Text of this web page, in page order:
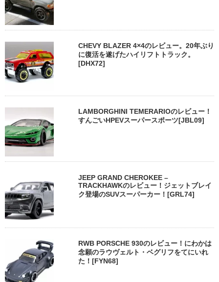
CHEVY BLAZER 4×4のレビュー。20年ぶり
に復活を遂げたハイリフトトラック。
[DHX72]
LAMBORGHINI TEMERARIOのレビュー！
すんごいHPEVスーパースポーツ[JBL09]
JEEP GRAND CHEROKEE –
TRACKHAWKのレビュー！ジェットブレイ
ク登場のSUVスーパーカー！[GRL74]
RWB PORSCHE 930のレビュー！にわかは
念願のラウヴェルト・ベグリフをてにいれ
た！[FYN68]